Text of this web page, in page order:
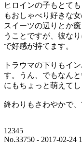
ヒロインの子もとて
もおしゃべり好きな
スイーツの辺りとか
うことですが、彼な
で好感が持てます。
トラウマの下りもイ
す。うん、でもなん
にもちょっと萌えて
終わりもさわやかで
12345
No.33750 - 2017-02-24